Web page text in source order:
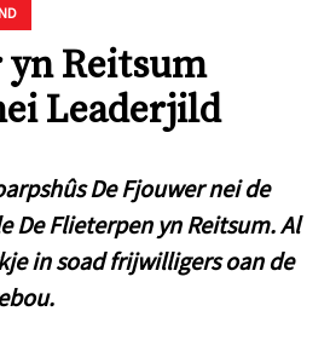
yn Reitsum
Leaderjild
De Fjouwer nei de
De Flieterpen yn Reitsum. Al
in soad frijwilligers oan de